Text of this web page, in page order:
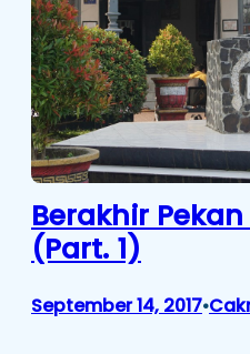
Berakhir
(Part. 1)
September 14, 2017•